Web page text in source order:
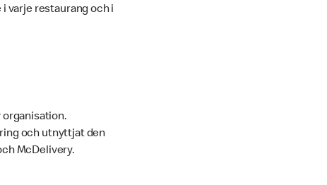
varje restaurang och i
organisation.
och utnyttjat den
McDelivery.